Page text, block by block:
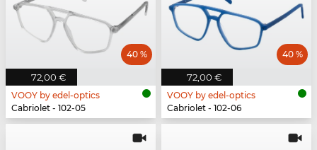
72,00 €
40 %
VOOY by edel-optics
Cabriolet - 102-05
72,00 €
40 %
VOOY by edel-optics
Cabriolet - 102-06